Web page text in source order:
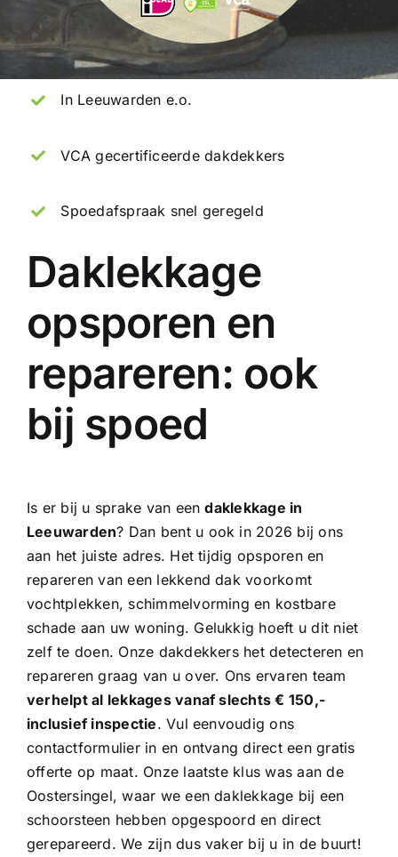
In Leeuwarden e.o.
VCA gecertificeerde dakdekkers
Spoedafspraak snel geregeld
Daklekkage
opsporen en
repareren: ook
bij spoed
Is er bij u sprake van eendaklekkage in
Leeuwarden? Dan bent u ook in 2026 bij ons
aan het juiste adres. Het tijdig opsporen en
repareren van een lekkend dak voorkomt
vochtplekken, schimmelvorming en kostbare
schade aan uw woning. Gelukkig hoeft u dit niet
zelf te doen. Onze dakdekkershet detecteren en
repareren graag van u over. Ons ervaren team
verhelpt al lekkages vanaf slechts € 150,-
inclusief inspectie. Vul eenvoudig ons
contactformulier in en ontvang direct een gratis
offerte op maat. Onze laatste klus was aan de
Oostersingel, waar we eendaklekkage bij een
schoorsteen hebben opgespoord en direct
gerepareerd. We zijn dus vaker bij u in de buurt!